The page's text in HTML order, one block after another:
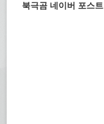
북극곰 네이버 포스트